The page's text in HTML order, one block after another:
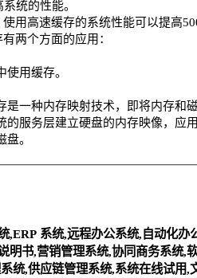
统的性能。
用高速缓存的系统性能可以提高
两个方面的应用：
使用缓存。
是一种内存映射技术，即将内存和
的服务层建立硬盘的内存映像，应
盘。
,ERP 系统,远程办公系统,自动化办
明书,营销管理系统,协同商务系统,
统,供应链管理系统,系统在线试用,